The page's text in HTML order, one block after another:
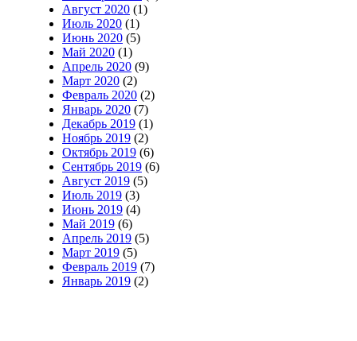
Август 2020 (1)
Июль 2020 (1)
Июнь 2020 (5)
Май 2020 (1)
Апрель 2020 (9)
Март 2020 (2)
Февраль 2020 (2)
Январь 2020 (7)
Декабрь 2019 (1)
Ноябрь 2019 (2)
Октябрь 2019 (6)
Сентябрь 2019 (6)
Август 2019 (5)
Июль 2019 (3)
Июнь 2019 (4)
Май 2019 (6)
Апрель 2019 (5)
Март 2019 (5)
Февраль 2019 (7)
Январь 2019 (2)